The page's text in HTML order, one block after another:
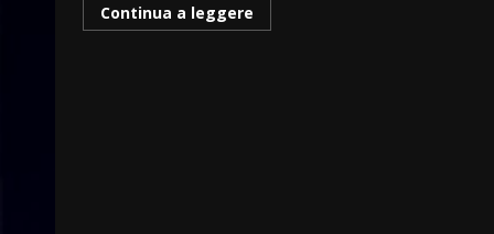
Continua a leggere